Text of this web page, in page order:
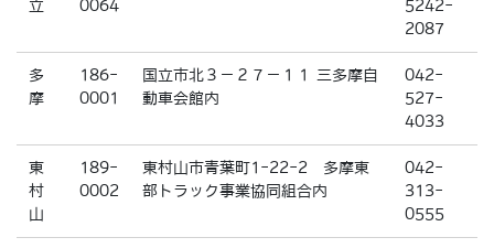
立
0064
5242-
2087
多
摩
186-
0001
国立市北３－２７－１１ 三多摩自
動車会館内
042-
527-
4033
東
村
山
189-
0002
東村山市青葉町1-22-2 多摩東
部トラック事業協同組合内
042-
313-
0555